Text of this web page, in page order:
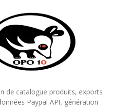
de catalogue produits, exports
Paypal API, génération